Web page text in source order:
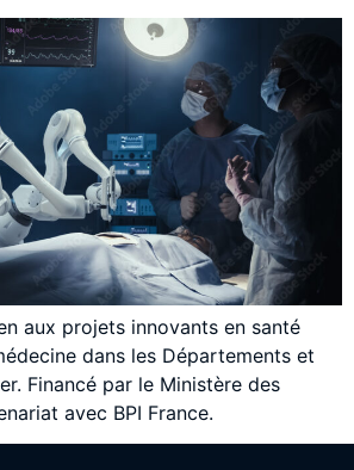
aux projets innovants en santé
dans les Départements et
Financé par le Ministère des
avec BPI France.